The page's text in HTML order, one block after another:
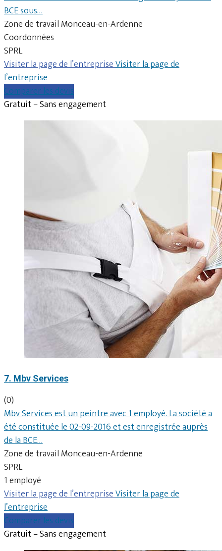
BCE sous…
Zone de travail Monceau-en-Ardenne
Coordonnées
SPRL
Visiter la page de l’entrepriseVisiter la page de
l’entreprise
Comparer les devis
Gratuit – Sans engagement
7. Mbv Services
(0)
Mbv Services est un peintre avec 1 employé. La société a
été constituée le 02-09-2016 et est enregistrée auprès
de la BCE…
Zone de travail Monceau-en-Ardenne
SPRL
1 employé
Visiter la page de l’entrepriseVisiter la page de
l’entreprise
Comparer les devis
Gratuit – Sans engagement